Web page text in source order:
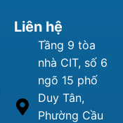
Liên hệ
Tầng 9 tòa
nhà CIT, số 6
ngõ 15 phố
Duy Tân,
Phường Cầu